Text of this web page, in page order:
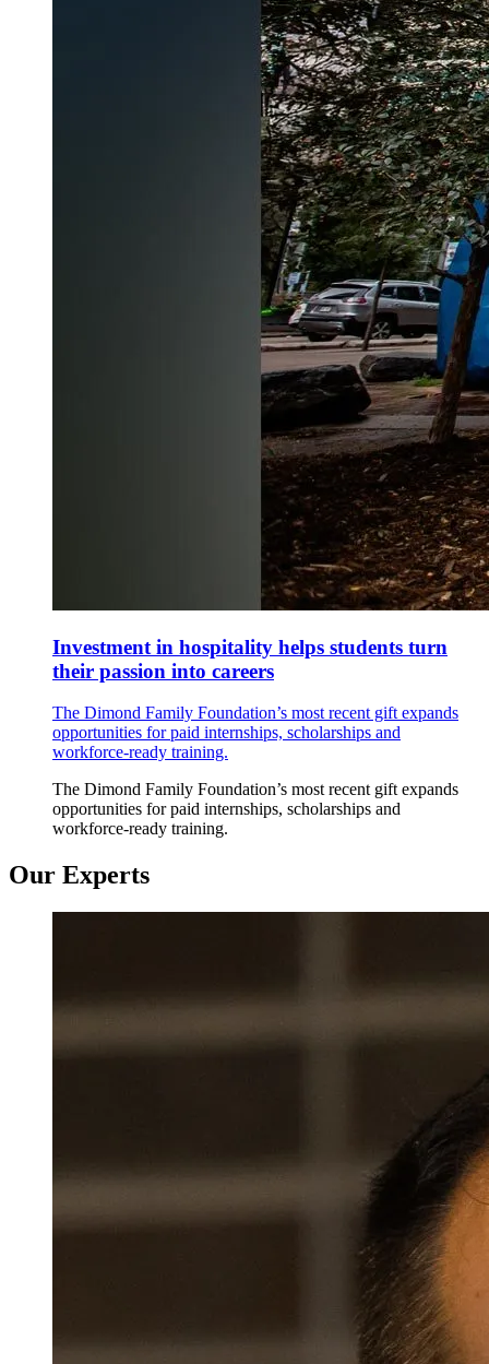
Investment in hospitality helps students turn
their passion into careers
The Dimond Family Foundation’s most recent gift expands
opportunities for paid internships, scholarships and
workforce-ready training.
The Dimond Family Foundation’s most recent gift expands
opportunities for paid internships, scholarships and
workforce-ready training.
Our Experts